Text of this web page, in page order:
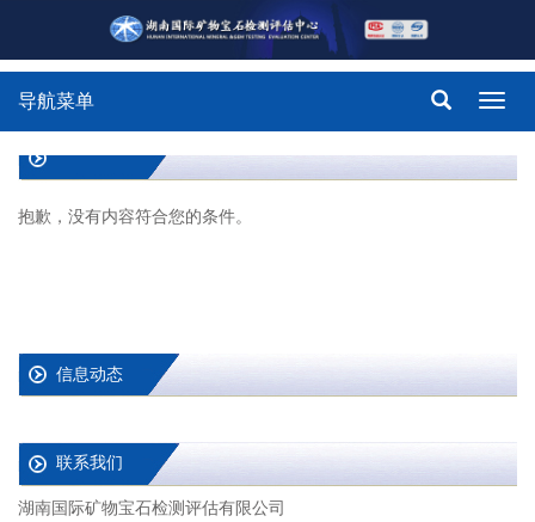
导航菜单
抱歉，没有内容符合您的条件。
信息动态
联系我们
湖南国际矿物宝石检测评估有限公司